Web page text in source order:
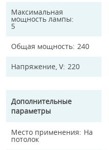
Максимальная
мощность лампы
5
Общая мощность 240
Напряжение, V 220
Дополнительные
параметры
Место применения На
потолок